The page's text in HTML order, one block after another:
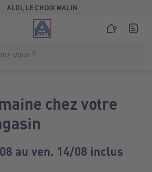
ALDI, LE CHOIX MALIN
chez votre
au ven. 14/08 inclus